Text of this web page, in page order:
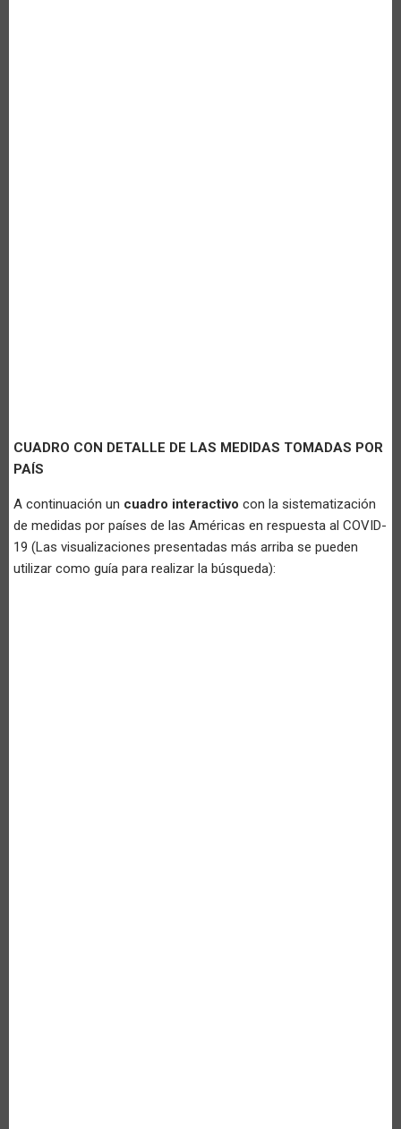
CUADRO CON DETALLE DE LAS MEDIDAS TOMADAS POR
PAÍS
A continuación un cuadro interactivo con la sistematización
de medidas por países de las Américas en respuesta al COVID-
19 (Las visualizaciones presentadas más arriba se pueden
utilizar como guía para realizar la búsqueda):